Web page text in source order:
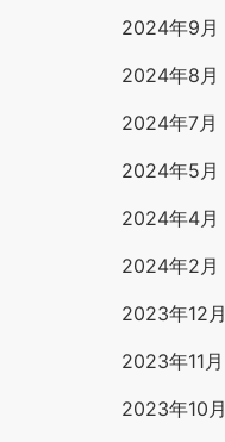
2024年9月
2024年8月
2024年7月
2024年5月
2024年4月
2024年2月
2023年12月
2023年11月
2023年10月